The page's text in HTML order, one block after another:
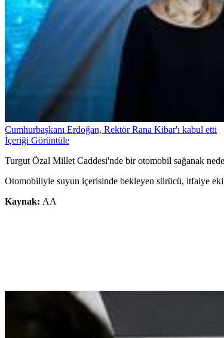
Cumhurbaşkanı Erdoğan, Rektör Rana Kibar'ı kabul etti
İçeriği Görüntüle
Turgut Özal Millet Caddesi'nde bir otomobil sağanak
Otomobiliyle suyun içerisinde bekleyen sürücü, itfaiye
Kaynak: AA